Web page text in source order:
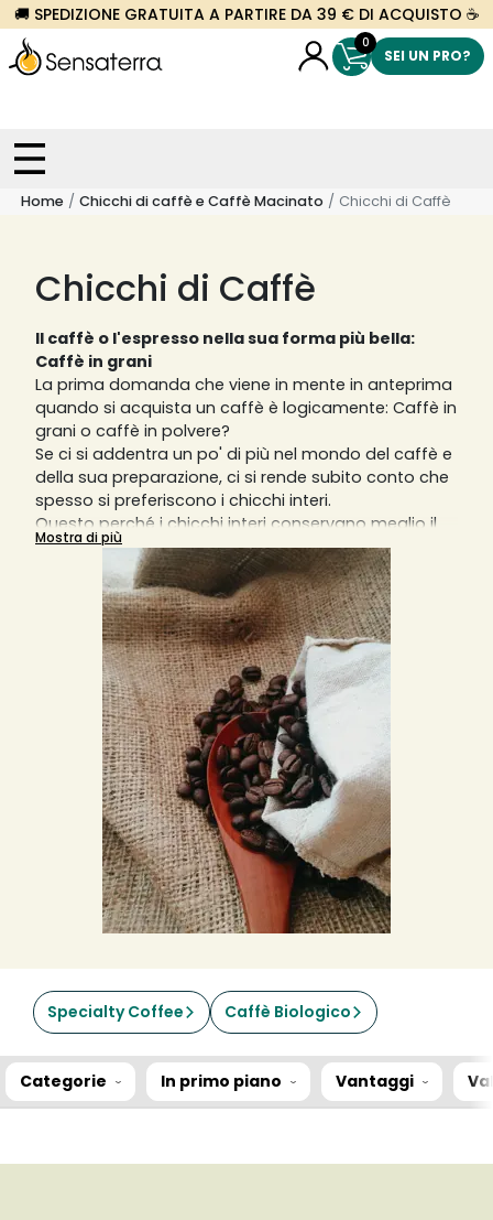
🚚 SPEDIZIONE GRATUITA A PARTIRE DA 39 € DI ACQUISTO ☕
0
SEI UN PRO?
Home Chicchi di caffè e Caffè Macinato Chicchi di Caffè
Chicchi di Caffè
Il caffè o l'espresso nella sua forma più bella:
Caffè in grani
La prima domanda che viene in mente in anteprima
quando si acquista un caffè è logicamente: Caffè in
grani o caffè in polvere?
Se ci si addentra un po' di più nel mondo del caffè e
della sua preparazione, ci si rende subito conto che
spesso si preferiscono i chicchi interi.
Questo perché i chicchi interi conservano meglio il
sapore e l'aroma rispetto ai chicchi già macinati.
Pertanto, i chicchi di caffè sono un must per ogni
Anche se la perdita generale di aroma e sapore
inizia quando i chicchi di caffè vengono tostati, non
accelera con i chicchi interi. Con il caffè in polvere,
invece, si verifica.
Inoltre, i grani interi sono spesso di qualità migliore,
poiché possono essere utilizzati solo quelli integri.
Se si macinano i chicchi direttamente in anteprima
dell'erogazione del caffè, in una macchina
completamente automatica, a mano o con un
macinino elettrico, si otterrà il miglior caffè possibile.
Leggete qui tutte le informazioni importanti da
tenere in considerazione per l'acquisto di caffè
intero e di caffè in grani e sfogliate la nostra vasta
gamma di caffè di diverse piccole torrefazioni
artigianali. E aggiungi al tuo carrello e alla tua
un prezzo di mercato invidiabile, iva inclusa.
Mostra di più
Specialty Coffee Caffè Biologico
Categorie In primo piano Vantaggi